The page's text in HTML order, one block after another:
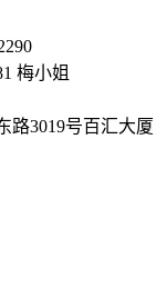
梅小姐
路3019号百汇大厦